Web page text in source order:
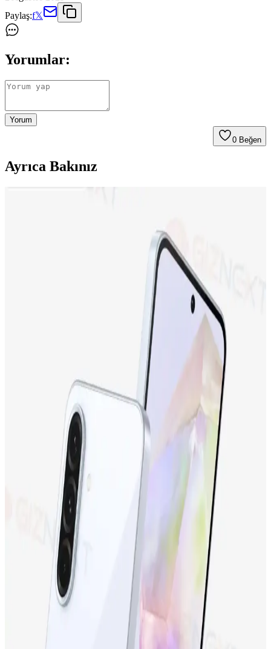
Paylaş:f𝕏
Yorumlar:
Yorum
0 Beğen
Ayrıca Bakınız
Neo dizüstü bilgisayar ve iPhone 17 arasındaki fiyat farkı, teknik
özellikler, miniaturizasyon zorlukları, üretim maliyetleri ve Apple'ın
pazar stratejileriyle şekilleniyor. Bu farkın detayları inceleniyor.
Apple iPhone 17 ve iPhone 15 Plus Karşılaştırması:
Özellikler ve Kullanıcı Yorumları
İki popüler iPhone modeli olan iPhone 17 ve iPhone 15 Plus'ın
ekran, kamera, batarya ve depolama özellikleri karşılaştırılıyor,
kullanıcı yorumlarıyla performans değerlendirmeleri sunuluyor.
Samsung Galaxy M13 İncelemesi: Ekonomik Fiyatlı
ve Gelişmiş Özelliklere Sahip Akıllı Telefon
Samsung Galaxy M13, uygun fiyatıyla dikkat çeken, geniş ekranı,
güçlü bataryası ve gelişmiş kamerasıyla günlük kullanım için ideal
bir akıllı telefon seçeneğidir.
Tecno Camon 19 Neo ve Tecno Spark 10
Karşılaştırması: Hangi Telefon Sizin İçin Uygun
Tecno Camon 19 Neo ve Tecno Spark 10'un özellikleri, kullanıcı
yorumları ve karşılaştırmasıyla, ihtiyaçlarınıza en uygun telefonu
Samsung Galaxy S24 Ultra: Yüksek Performans ve
Gelişmiş Kamera Özellikleriyle Yenilikçi Akıllı
Samsung Galaxy S24 Ultra, üstün kamera, yüksek performans ve
dayanıklı tasarımıyla öne çıkan en yeni akıllı telefon modeli.
Detaylar ve özellikler için inceleyin.
Samsung Galaxy S23 FE: Yüksek Performans ve
Uygun Fiyatlı Akıllı Telefon Seçenekleri